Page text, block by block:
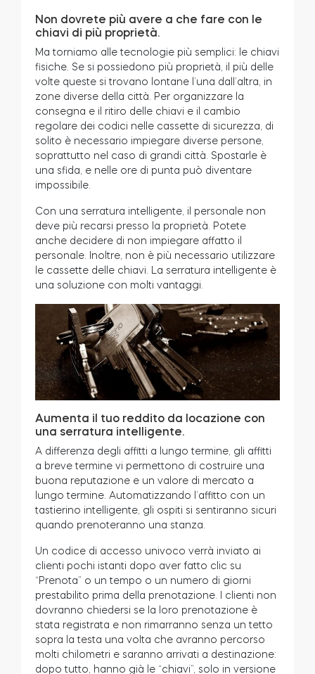
Non dovrete più avere a che fare con le
chiavi di più proprietà.
Ma torniamo alle tecnologie più semplici: le chiavi
fisiche. Se si possiedono più proprietà, il più delle
volte queste si trovano lontane l’una dall’altra, in
zone diverse della città. Per organizzare la
consegna e il ritiro delle chiavi e il cambio
regolare dei codici nelle cassette di sicurezza, di
solito è necessario impiegare diverse persone,
soprattutto nel caso di grandi città. Spostarle è
una sfida, e nelle ore di punta può diventare
impossibile.
Con una serratura intelligente, il personale non
deve più recarsi presso la proprietà. Potete
anche decidere di non impiegare affatto il
personale. Inoltre, non è più necessario utilizzare
le cassette delle chiavi. La serratura intelligente è
una soluzione con molti vantaggi
Aumenta il tuo reddito da locazione con
una serratura intelligente.
A differenza degli affitti a lungo termine, gli affitti
a breve termine vi permettono di costruire una
buona reputazione e un valore di mercato a
lungo termine. Automatizzando l’affitto con un
tastierino intelligente, gli ospiti si sentiranno sicuri
quando prenoteranno una stanza.
Un codice di accesso univoco verrà inviato ai
clienti pochi istanti dopo aver fatto clic su
“Prenota” o un tempo o un numero di giorni
prestabilito prima della prenotazione. I clienti non
dovranno chiedersi se la loro prenotazione è
stata registrata e non rimarranno senza un tetto
sopra la testa una volta che avranno percorso
molti chilometri e saranno arrivati a destinazione:
dopo tutto, hanno già le “chiavi”, solo in versione